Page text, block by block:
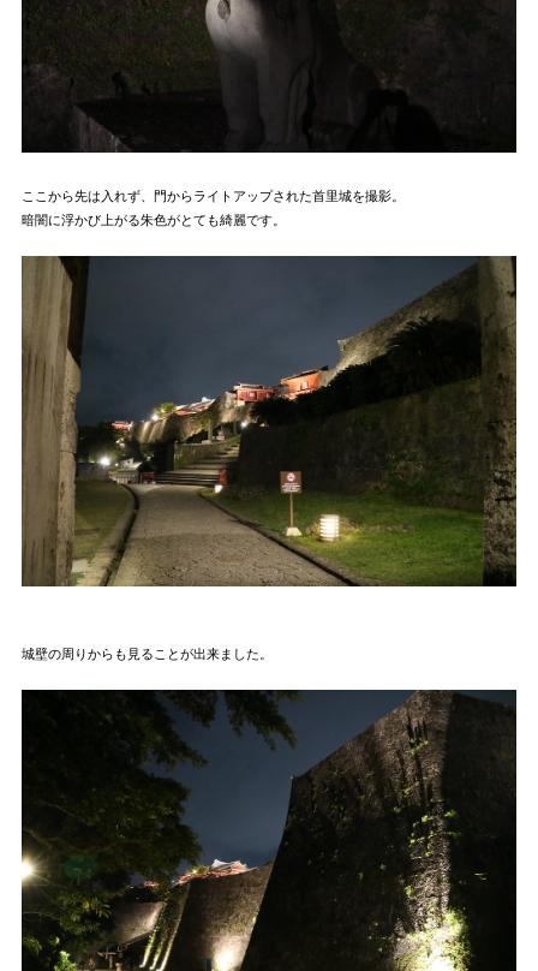
ここから先は入れず、門からライトアップされた首里城を撮影。
暗闇に浮かび上がる朱色がとても綺麗です。
城壁の周りからも見ることが出来ました。